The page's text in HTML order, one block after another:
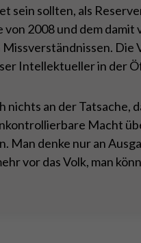
sein sollten, als
von 2008 und dem
Intellektueller in der
an der Tatsache,
Macht
Man denke nur an
vor das Volk, man